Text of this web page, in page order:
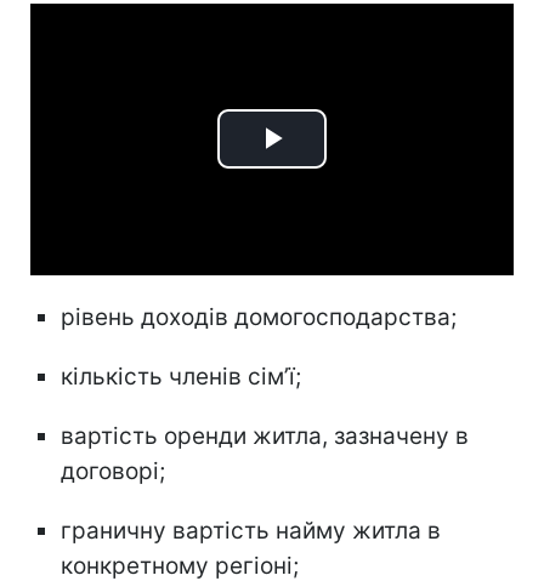
Play
рівень доходів домогосподарства;
кількість членів сім’ї;
вартість оренди житла, зазначену в
договорі;
граничну вартість найму житла в
конкретному регіоні;